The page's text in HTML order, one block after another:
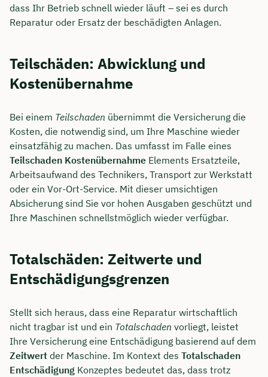
dass Ihr Betrieb schnell wieder läuft – sei es durch
Reparatur oder Ersatz der beschädigten Anlagen.
Teilschäden: Abwicklung und
Kostenübernahme
Bei einem Teilschaden übernimmt die Versicherung die
Kosten, die notwendig sind, um Ihre Maschine wieder
einsatzfähig zu machen. Das umfasst im Falle eines
Teilschaden Kostenübernahme Elements Ersatzteile,
Arbeitsaufwand des Technikers, Transport zur Werkstatt
oder ein Vor-Ort-Service. Mit dieser umsichtigen
Absicherung sind Sie vor hohen Ausgaben geschützt und
Ihre Maschinen schnellstmöglich wieder verfügbar.
Totalschäden: Zeitwerte und
Entschädigungsgrenzen
Stellt sich heraus, dass eine Reparatur wirtschaftlich
nicht tragbar ist und ein Totalschaden vorliegt, leistet
Ihre Versicherung eine Entschädigung basierend auf dem
Zeitwert der Maschine. Im Kontext des Totalschaden
Entschädigung Konzeptes bedeutet das, dass trotz